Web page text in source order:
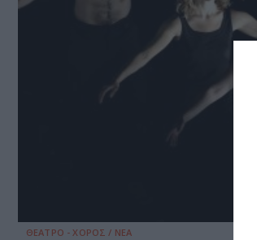
ΘΕΑΤΡΟ - ΧΟΡΟΣ / ΝΕΑ